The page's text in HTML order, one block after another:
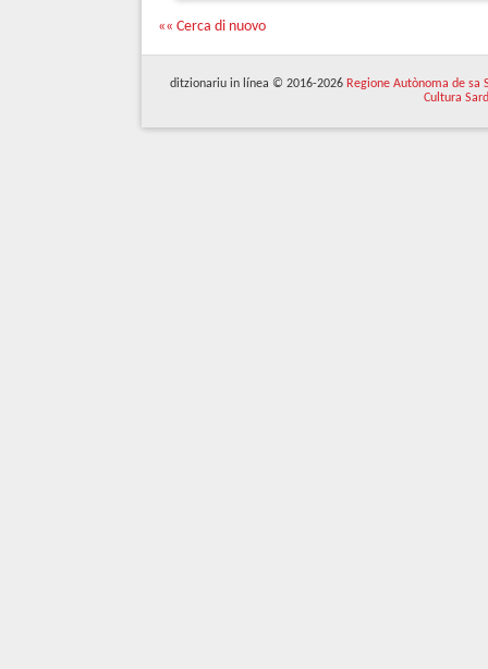
«« Cerca di nuovo
ditzionariu in línea © 2016-2026 Regione Autònoma de sa
Cultura